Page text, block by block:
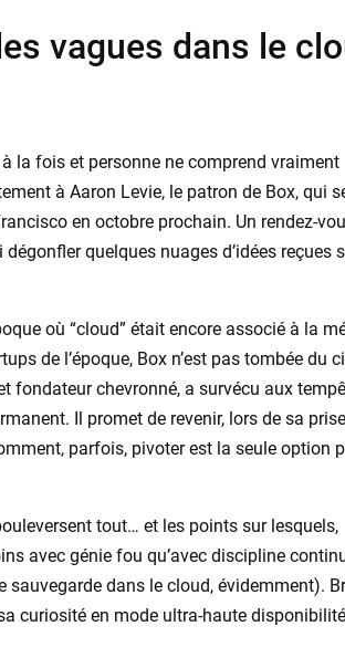
vagues dans le
la fois et personne ne comprend vraiment
à Aaron Levie, le patron de Box, qui
en octobre prochain. Un rendez-
quelques nuages d’idées reçues
où “cloud” était encore associé à la
de l’époque, Box n’est pas tombée du
fondateur chevronné, a survécu aux
Il promet de revenir, lors de sa
parfois, pivoter est la seule option
tout… et les points sur lesquels,
avec génie fou qu’avec discipline
dans le cloud, évidemment).
curiosité en mode ultra-haute